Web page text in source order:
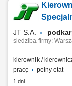
wykonania
obiekty kubaturowe;
JT S.A.
siedziba firmy:
kierownik /
pracę
pełny etat
1 dni